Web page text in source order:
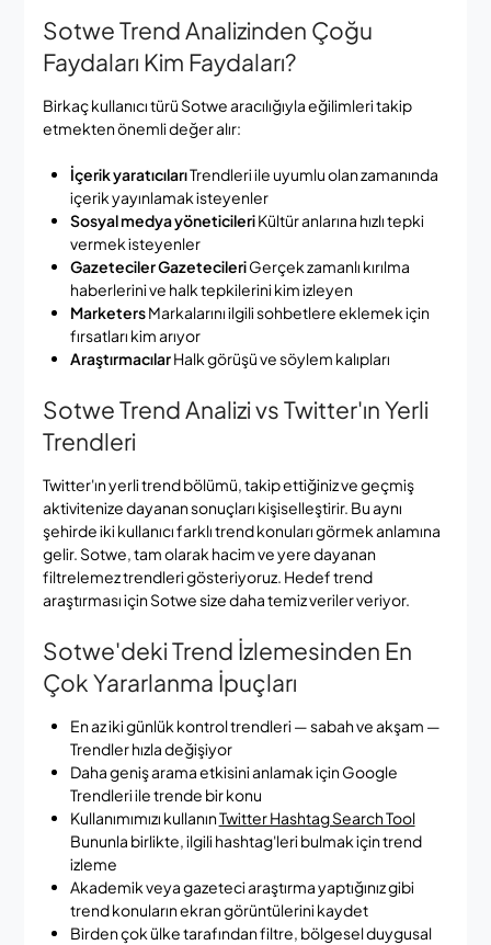
Sotwe Trend Analizinden Çoğu
Faydaları Kim Faydaları?
Birkaç kullanıcı türü Sotwe aracılığıyla eğilimleri takip
etmekten önemli değer alır:
İçerik yaratıcılarıTrendleri ile uyumlu olan zamanında
içerik yayınlamak isteyenler
Sosyal medya yöneticileriKültür anlarına hızlı tepki
vermek isteyenler
Gazeteciler GazetecileriGerçek zamanlı kırılma
haberlerini ve halk tepkilerini kim izleyen
MarketersMarkalarını ilgili sohbetlere eklemek için
fırsatları kim arıyor
AraştırmacılarHalk görüşü ve söylem kalıpları
Sotwe Trend Analizi vs Twitter'ın Yerli
Trendleri
Twitter'ın yerli trend bölümü, takip ettiğiniz ve geçmiş
aktivitenize dayanan sonuçları kişiselleştirir. Bu aynı
şehirde iki kullanıcı farklı trend konuları görmek anlamına
gelir. Sotwe, tam olarak hacim ve yere dayanan
filtrelemez trendleri gösteriyoruz. Hedef trend
araştırması için Sotwe size daha temiz veriler veriyor.
Sotwe'deki Trend İzlemesinden En
Çok Yararlanma İpuçları
En az iki günlük kontrol trendleri — sabah ve akşam —
Trendler hızla değişiyor
Daha geniş arama etkisini anlamak için Google
Trendleri ile trende bir konu
Kullanımımızı kullanınTwitter Hashtag Search Tool
Bununla birlikte, ilgili hashtag'leri bulmak için trend
izleme
Akademik veya gazeteci araştırma yaptığınız gibi
trend konuların ekran görüntülerini kaydet
Birden çok ülke tarafından filtre, bölgesel duygusal